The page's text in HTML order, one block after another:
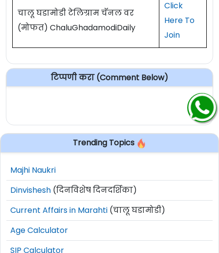
चालू घडामोडी टेलिग्राम चॅनल वर
(मोफत) ChaluGhadamodiDaily
Click
Here To
Join
टिप्पणी करा (Comment Below)
Trending Topics
Majhi Naukri
Dinvishesh (दिनविशेष दिनदर्शिका)
Current Affairs in Marahti (चालू घडामोडी)
Age Calculator
SIP Calculator